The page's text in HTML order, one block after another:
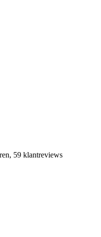
59 klantreviews